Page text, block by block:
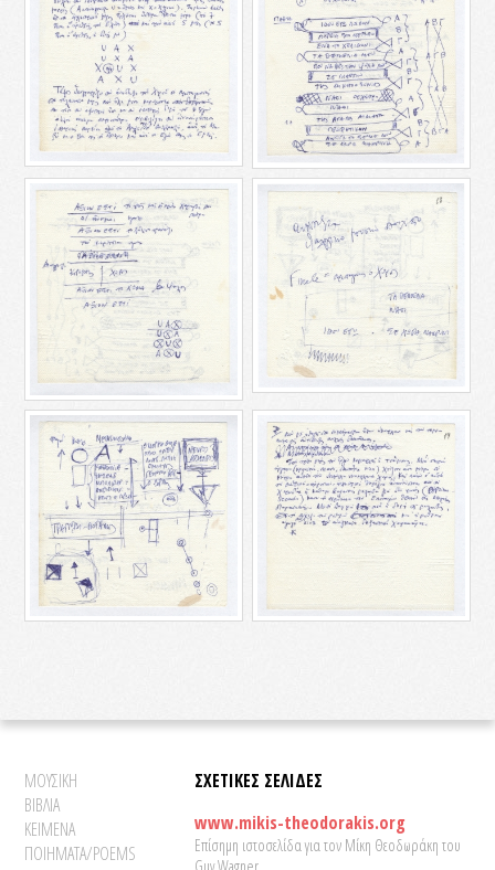
ΜΟΥΣΙΚΗ
ΒΙΒΛΙΑ
ΚΕΙΜΕΝΑ
ΠΟΙΗΜΑΤΑ/POEMS
ΣΧΕΤΙΚΕΣ ΣΕΛΙΔΕΣ
www.mikis-theodorakis.org
Επίσημη ιστοσελίδα για τον Μίκη Θεοδωράκη του